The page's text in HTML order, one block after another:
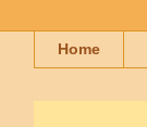
Home